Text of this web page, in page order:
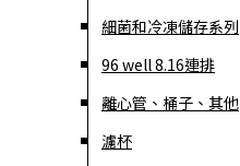
細菌和冷凍儲存系列
96 well 8.16連排
離心管、桶子、其他
濾杯